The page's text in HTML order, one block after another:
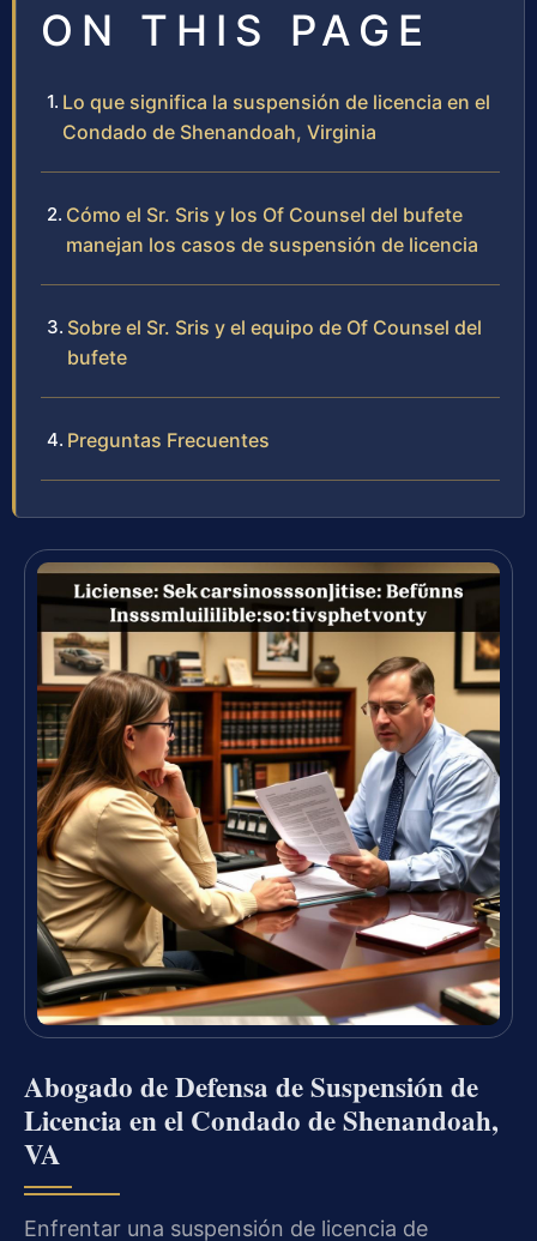
ON THIS PAGE
Lo que significa la suspensión de licencia en el
Condado de Shenandoah, Virginia
Cómo el Sr. Sris y los Of Counsel del bufete
manejan los casos de suspensión de licencia
Sobre el Sr. Sris y el equipo de Of Counsel del
bufete
Preguntas Frecuentes
Abogado de Defensa de Suspensión de
Licencia en el Condado de Shenandoah,
VA
Enfrentar una suspensión de licencia de